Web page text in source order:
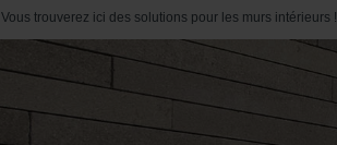
Vous trouverez ici des solutions pour les murs intérieurs !